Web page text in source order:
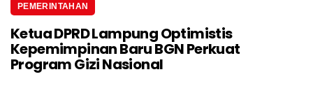
PEMERINTAHAN
Ketua DPRD Lampung Optimistis
Kepemimpinan Baru BGN Perkuat
Program Gizi Nasional